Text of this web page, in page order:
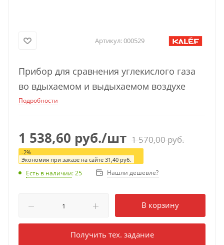
Артикул:000529
Прибор для сравнения углекислого газа
во вдыхаемом и выдыхаемом воздухе
Подробности
1 538,60 руб./шт 1 570,00руб.
-2%
Экономия при заказе на сайте 31,40 руб.
Есть в наличии: 25 Нашли дешевле?
В корзину
Получить тех. задание